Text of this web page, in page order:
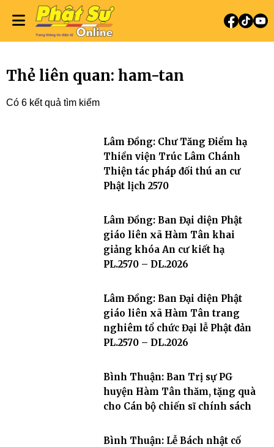
Thẻ liên quan: ham-tan
Có 6 kết quả tìm kiếm
Lâm Đồng: Chư Tăng Điểm hạ
Thiền viện Trúc Lâm Chánh
Thiện tác pháp đối thú an cư
Phật lịch 2570
Lâm Đồng: Ban Đại diện Phật
giáo liên xã Hàm Tân khai
giảng khóa An cư kiết hạ
PL.2570 – DL.2026
Lâm Đồng: Ban Đại diện Phật
giáo liên xã Hàm Tân trang
nghiêm tổ chức Đại lễ Phật đản
PL.2570 – DL.2026
Bình Thuận: Ban Trị sự PG
huyện Hàm Tân thăm, tặng quà
cho Cán bộ chiến sĩ chính sách
Bình Thuận: Lễ Bách nhật cố